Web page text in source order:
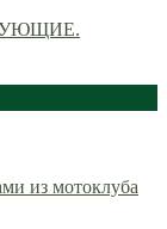
из мотоклуба